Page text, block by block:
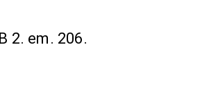
2. em. 206.